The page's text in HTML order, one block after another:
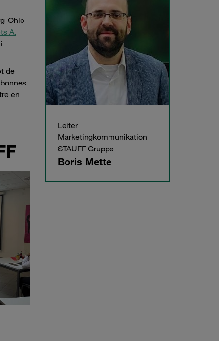
Ohle
A.
de
en
Leiter
Marketingkommunikation
STAUFF Gruppe
Boris Mette